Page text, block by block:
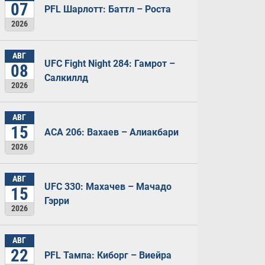
07
2026
PFL Шарлотт: Баттл – Роста
АВГ
08
2026
UFC Fight Night 284: Гамрот –
Салкиллд
АВГ
15
2026
ACA 206: Вахаев – Алиакбари
АВГ
15
2026
UFC 330: Махачев – Мачадо
Гэрри
АВГ
22 PFL Тампа: Киборг – Виейра